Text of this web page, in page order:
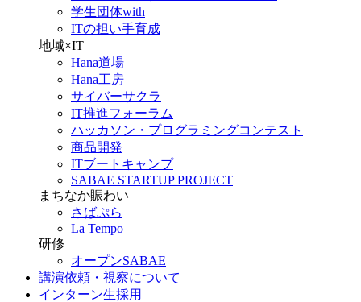
学生団体with
ITの担い手育成
地域×IT
Hana道場
Hana工房
サイバーサクラ
IT推進フォーラム
ハッカソン・プログラミングコンテスト
商品開発
ITブートキャンプ
SABAE STARTUP PROJECT
まちなか賑わい
さばぷら
La Tempo
研修
オープンSABAE
講演依頼・視察について
インターン生採用